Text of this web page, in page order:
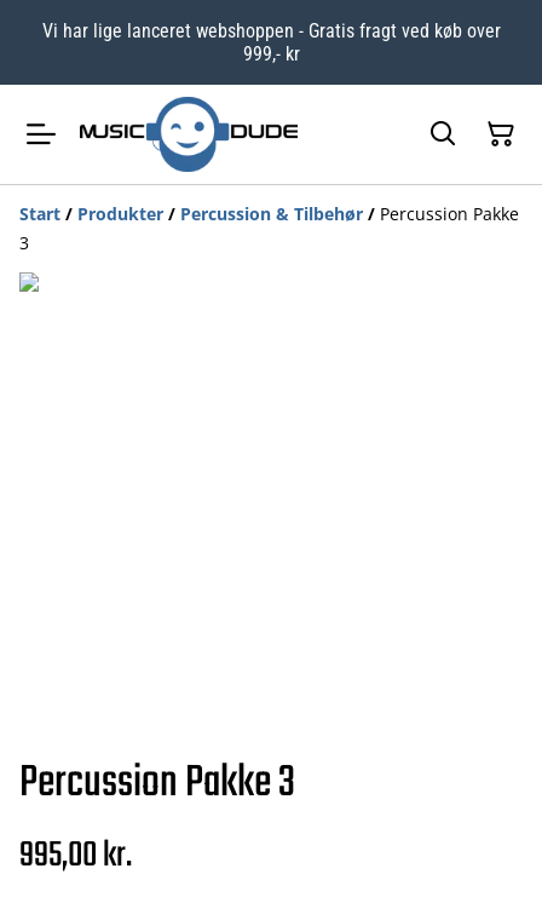
Vi har lige lanceret webshoppen - Gratis fragt ved køb over
999,- kr
Start / Produkter / Percussion & Tilbehør / Percussion Pakke
3
Percussion Pakke 3
995,00 kr.